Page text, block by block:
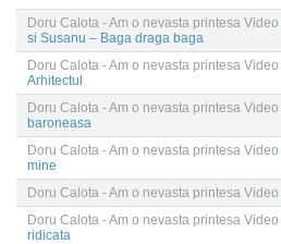
Doru Calota - Am o nevasta printesa Video
si Susanu – Baga draga baga
Doru Calota - Am o nevasta printesa Video
Arhitectul
Doru Calota - Am o nevasta printesa Video
baroneasa
Doru Calota - Am o nevasta printesa Video
mine
Doru Calota - Am o nevasta printesa Video
Doru Calota - Am o nevasta printesa Video
ridicata